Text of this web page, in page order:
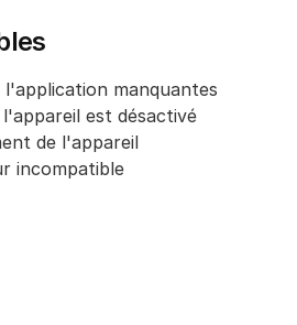
manquantes
est désactivé
de l'appareil
incompatible